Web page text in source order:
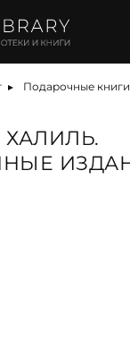
Подарочные